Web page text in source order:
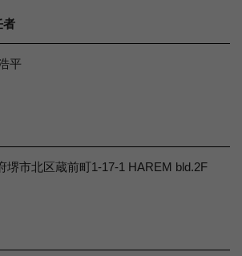
者
平
堺市北区蔵前町1-17-1 HAREM bld.2F